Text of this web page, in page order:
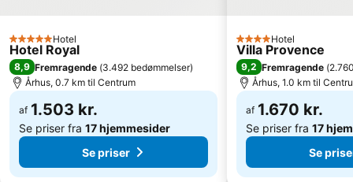
5 StjernerHotel
Hotel Royal
8,9 Fremragende (3.492 bedømmelser)
Århus, 0.7 km til Centrum
af 1.503 kr.
Se priser fra 17 hjemmesider
Se priser
4 Stjerner
Hotel
Villa Provence
9,2 Fremragende (
Århus, 1.0 km til
af 1.670 kr.
Se priser fra 17
Se